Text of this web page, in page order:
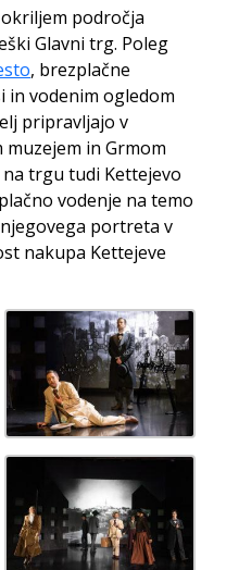
področja
Glavni trg. Poleg
, brezplačne
in vodenim ogledom
pripravljajo v
in Grmom
trgu tudi Kettejevo
vodenje na temo
portreta v
nakupa Kettejeve